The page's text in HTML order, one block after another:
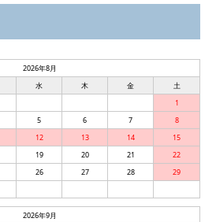
2026年8月
水 木 金
土
1
5 6 7
8
12 13 14
15
19 20 21
22
26 27 28
29
2026年9月